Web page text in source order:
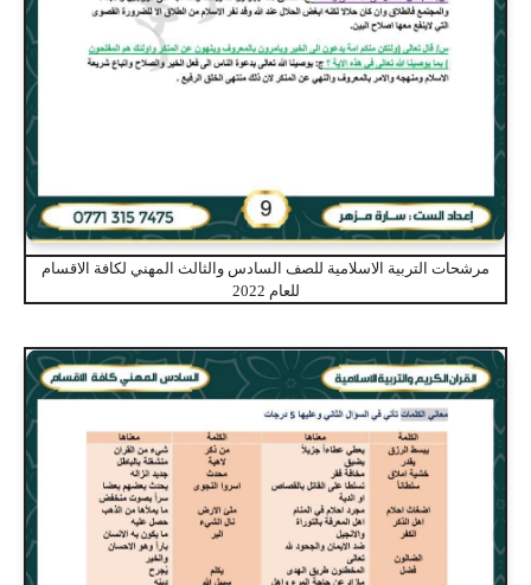
مرشحات التربية الاسلامية للصف السادس والثالث المهني لكافة الاقسام
للعام 2022